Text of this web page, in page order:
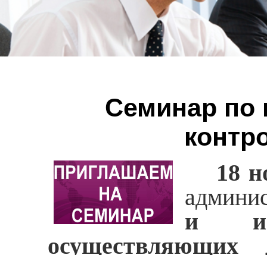
Семинар по
18
и